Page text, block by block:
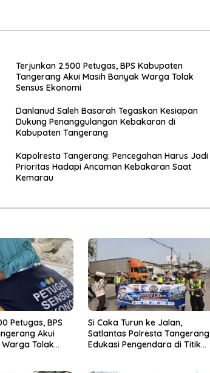
Terjunkan 2.500 Petugas, BPS Kabupaten
Tangerang Akui Masih Banyak Warga Tolak
Sensus Ekonomi
Danlanud Saleh Basarah Tegaskan Kesiapan
Dukung Penanggulangan Kebakaran di
Kabupaten Tangerang
Kapolresta Tangerang: Pencegahan Harus Jadi
Prioritas Hadapi Ancaman Kebakaran Saat
Kemarau
Petugas, BPS
Akui
Tolak
Si Caka Turun ke Jalan,
Satlantas Polresta Tangerang
Edukasi Pengendara di Titik